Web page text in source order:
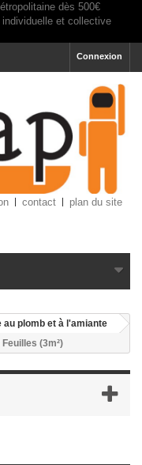
Connexion
contact plan du site
au plomb et à l'amiante
(3m²)